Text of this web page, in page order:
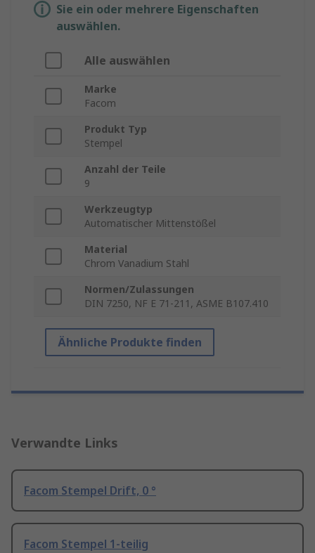
Sie ein oder mehrere Eigenschaften
auswählen.
Alle auswählen
Marke
Facom
Produkt Typ
Stempel
Anzahl der Teile
9
Werkzeugtyp
Automatischer Mittenstößel
Material
Chrom Vanadium Stahl
Normen/Zulassungen
DIN 7250, NF E 71-211, ASME B107.410
Ähnliche Produkte finden
Verwandte Links
Facom Stempel Drift, 0 °
Facom Stempel 1-teilig